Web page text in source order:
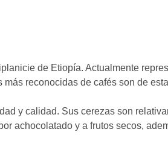
de Etiopía. Actualmente
reconocidas de cafés son de
y calidad. Sus cerezas son
achocolatado y a frutos secos,